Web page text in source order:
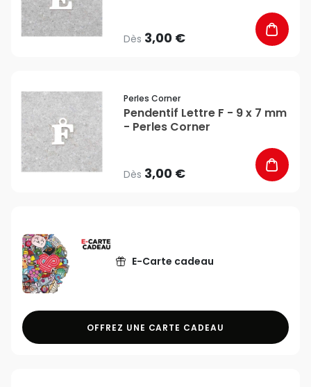
Dès 3,00 €
Perles Corner
Pendentif Lettre F - 9 x 7 mm
- Perles Corner
Dès 3,00 €
E-Carte cadeau
OFFREZ UNE CARTE CADEAU